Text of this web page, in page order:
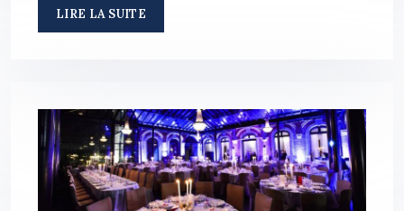
LIRE LA SUITE